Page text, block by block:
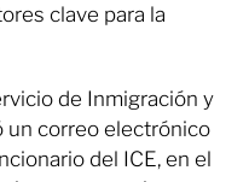
clave para la
de Inmigración y
un correo electrónico
del ICE, en el